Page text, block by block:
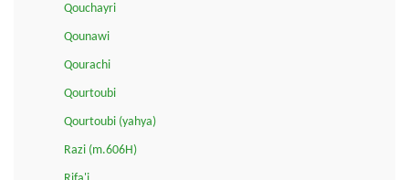
Qouchayri
Qounawi
Qourachi
Qourtoubi
Qourtoubi (yahya)
Razi (m.606H)